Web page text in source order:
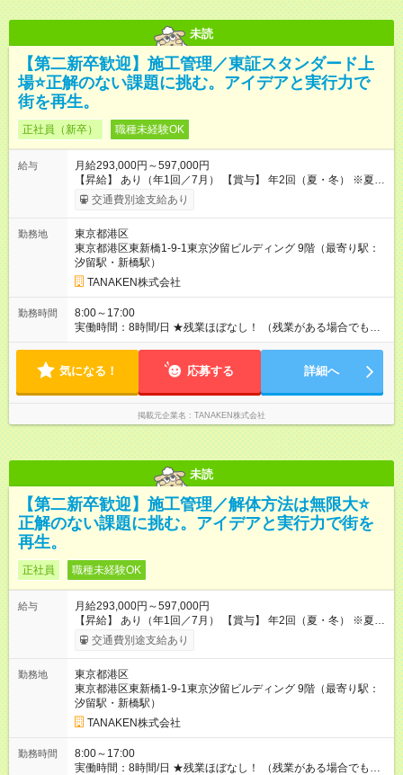
未読
【第二新卒歓迎】施工管理／東証スタンダード上
場⭐正解のない課題に挑む。アイデアと実行力で
街を再生。
正社員（新卒） 職種未経験OK
給与
月給293,000円～597,000円
【昇給】 あり（年1回／7月） 【賞与】 年2回（夏・冬） ※夏季
は業績インセンティブとして支給 【手当】 ◆時間外手当（全額
支給） ◆休日出勤手当 ◆職能手当（月額）：監理技術者／3万
／1万円、2級建築士・建築施工管理技士・土木施工管理技士・
建設機械施工管理技士／1万円、1級建築士・建築施工管理技
士・土木施工管理技士・建設機械施工管理技士／2万円 ※上限2
万円 ◆家族手当（月額）：扶養する18歳未満の子1人につき2万
円（人数制限なし） ◆家賃手当（月額）：新卒最長8年間、上限
3万円（その他条件あり） 【試用期間】試用期間あり 試用期間
の長さ：3ヶ月 雇用形態、給与は本採用時と同じです。
交通費別途支給あり
勤務地
東京都港区
東京都港区東新橋1-9-1東京汐留ビルディング 9階（最寄り駅：
汐留駅・新橋駅）
TANAKEN株式会社
勤務時間
8:00～17:00
実働時間：8時間/日 ★残業ほぼなし！ （残業がある場合でも、1
日1時間程度）
気になる！ 応募する 詳細へ
掲載元企業名 TANAKEN株式会社
未読
【第二新卒歓迎】施工管理／解体方法は無限大⭐
正解のない課題に挑む。アイデアと実行力で街を
再生。
正社員 職種未経験OK
給与
月給293,000円～597,000円
【昇給】 あり（年1回／7月） 【賞与】 年2回（夏・冬） ※夏季
は業績インセンティブとして支給 【手当】 ◆時間外手当（全額
支給） ◆休日出勤手当 ◆職能手当（月額）：監理技術者／3万
／1万円、2級建築士・建築施工管理技士・土木施工管理技士・
建設機械施工管理技士／1万円、1級建築士・建築施工管理技
士・土木施工管理技士・建設機械施工管理技士／2万円 ※上限2
万円 ◆家族手当（月額）：扶養する18歳未満の子1人につき2万
円（人数制限なし） ◆家賃手当（月額）：新卒最長8年間、上限
3万円（その他条件あり） 【試用期間】試用期間あり 試用期間
の長さ：3ヶ月 雇用形態、給与は本採用時と同じです。
交通費別途支給あり
勤務地
東京都港区
東京都港区東新橋1-9-1東京汐留ビルディング 9階（最寄り駅：
汐留駅・新橋駅）
TANAKEN株式会社
勤務時間
8:00～17:00
実働時間：8時間/日 ★残業ほぼなし！ （残業がある場合でも、1